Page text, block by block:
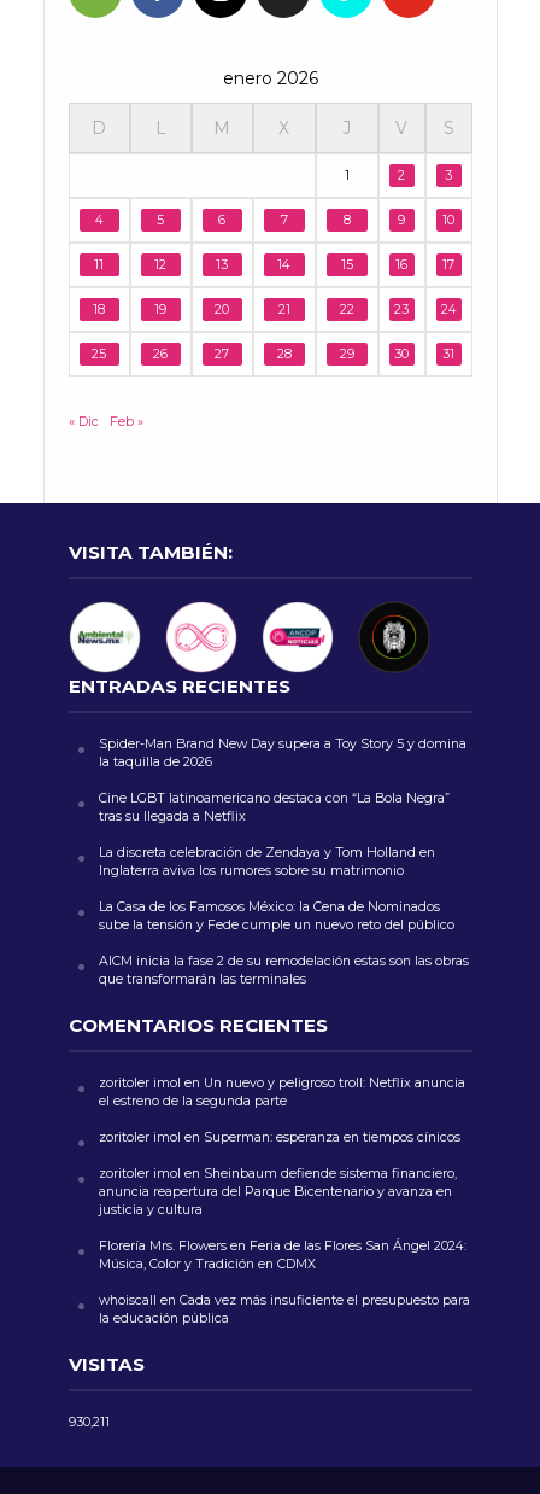
enero 2026
D L M X J V S
1 2 3
4 5 6 7 8 9 10
11 12 13 14 15 16 17
18 19 20 21 22 23 24
25 26 27 28 29 30 31
« Dic Feb »
VISITA TAMBIÉN:
ENTRADAS RECIENTES
Spider-Man Brand New Day supera a Toy Story 5 y domina
la taquilla de 2026
Cine LGBT latinoamericano destaca con “La Bola Negra”
tras su llegada a Netflix
La discreta celebración de Zendaya y Tom Holland en
Inglaterra aviva los rumores sobre su matrimonio
La Casa de los Famosos México: la Cena de Nominados
sube la tensión y Fede cumple un nuevo reto del público
AICM inicia la fase 2 de su remodelación estas son las obras
que transformarán las terminales
COMENTARIOS RECIENTES
zoritoler imol en Un nuevo y peligroso troll: Netflix anuncia
el estreno de la segunda parte
zoritoler imol en Superman: esperanza en tiempos cínicos
zoritoler imol en Sheinbaum defiende sistema financiero,
anuncia reapertura del Parque Bicentenario y avanza en
justicia y cultura
Florería Mrs. Flowersen Feria de las Flores San Ángel 2024:
Música, Color y Tradición en CDMX
whoiscall en Cada vez más insuficiente el presupuesto para
la educación pública
VISITAS
930,211